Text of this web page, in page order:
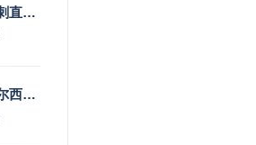
曼城 vs 热刺直播：瓜迪奥拉的“无锋阵”是天才设计还是自废武功？
曼城 vs 切尔西直播复盘：瓜帅的“伪九”陷阱，如何绞杀蓝军的“三中卫”？